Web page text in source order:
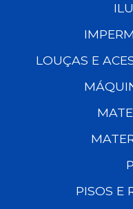
LOUÇAS E
PISOS E